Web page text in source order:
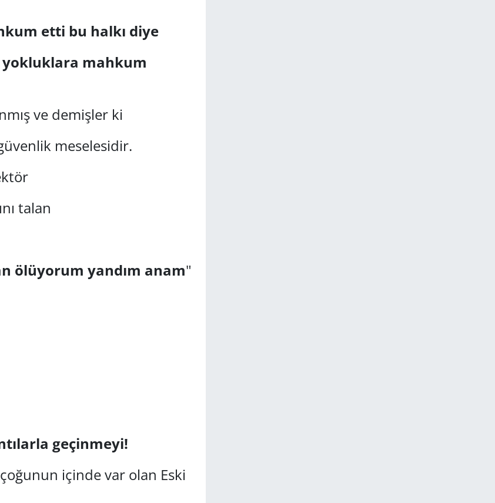
etti bu halkı diye
yokluklara mahkum
ve demişler ki
meselesidir.
talan
ölüyorum yandım anam"
geçinmeyi!
içinde var olan Eski